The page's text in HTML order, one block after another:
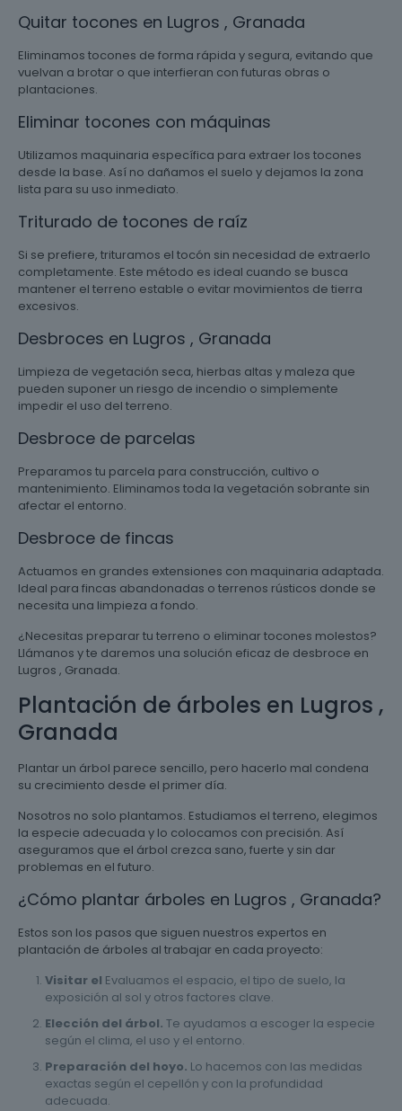
Quitar tocones en Lugros , Granada
Eliminamos tocones de forma rápida y segura, evitando que
vuelvan a brotar o que interfieran con futuras obras o
plantaciones.
Eliminar tocones con máquinas
Utilizamos maquinaria específica para extraer los tocones
desde la base. Así no dañamos el suelo y dejamos la zona
lista para su uso inmediato.
Triturado de tocones de raíz
Si se prefiere, trituramos el tocón sin necesidad de extraerlo
completamente. Este método es ideal cuando se busca
mantener el terreno estable o evitar movimientos de tierra
excesivos.
Desbroces en Lugros , Granada
Limpieza de vegetación seca, hierbas altas y maleza que
pueden suponer un riesgo de incendio o simplemente
impedir el uso del terreno.
Desbroce de parcelas
Preparamos tu parcela para construcción, cultivo o
mantenimiento. Eliminamos toda la vegetación sobrante sin
afectar el entorno.
Desbroce de fincas
Actuamos en grandes extensiones con maquinaria adaptada.
Ideal para fincas abandonadas o terrenos rústicos donde se
necesita una limpieza a fondo.
¿Necesitas preparar tu terreno o eliminar tocones molestos?
Llámanos y te daremos una solución eficaz de desbroce en
Lugros , Granada.
Plantación de árboles en Lugros ,
Granada
Plantar un árbol parece sencillo, pero hacerlo mal condena
su crecimiento desde el primer día.
Nosotros no solo plantamos. Estudiamos el terreno, elegimos
la especie adecuada y lo colocamos con precisión. Así
aseguramos que el árbol crezca sano, fuerte y sin dar
problemas en el futuro.
¿Cómo plantar árboles en Lugros , Granada?
Estos son los pasos que siguen nuestros expertos en
plantación de árboles al trabajar en cada proyecto:
Visitar el Evaluamos el espacio, el tipo de suelo, la
exposición al sol y otros factores clave.
Elección del árbol. Te ayudamos a escoger la especie
según el clima, el uso y el entorno.
Preparación del hoyo. Lo hacemos con las medidas
exactas según el cepellón y con la profundidad
adecuada.